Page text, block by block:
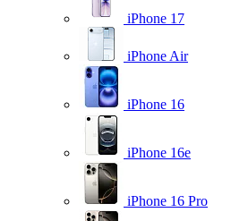
iPhone 17
iPhone Air
iPhone 16
iPhone 16e
iPhone 16 Pro